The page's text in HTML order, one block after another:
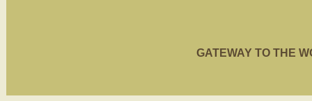
GATEWAY TO THE